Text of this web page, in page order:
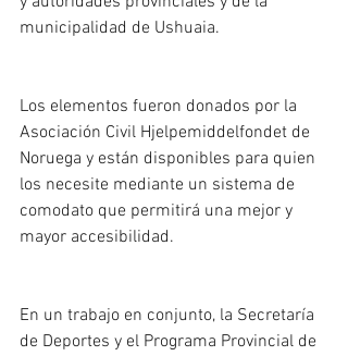
municipalidad de Ushuaia.
Los elementos fueron donados por la
Asociación Civil Hjelpemiddelfondet de
Noruega y están disponibles para quien
los necesite mediante un sistema de
comodato que permitirá una mejor y
mayor accesibilidad.
En un trabajo en conjunto, la Secretaría
de Deportes y el Programa Provincial de